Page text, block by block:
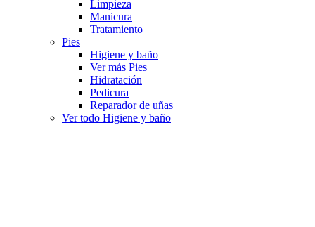
Limpieza
Manicura
Tratamiento
Pies
Higiene y baño
Ver más Pies
Hidratación
Pedicura
Reparador de uñas
Ver todo Higiene y baño